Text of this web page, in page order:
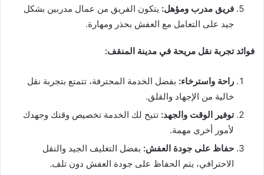
فريق مدرب ومؤهل: يتكون الفريق من عمال مدربين بشكل
جيد على التعامل مع العفش بحذر ومهارة.
فوائد تجربة نقل مريحة في مدينة المنقف:
راحة واسترخاء: بفضل الخدمة المحترفة، تتمتع بتجربة نقل
خالية من الإجهاد والقلق.
توفير الوقت والجهد: تتيح لك الخدمة تخصيص وقتك وجهدك
لأمور أخرى مهمة.
حفاظ على جودة العفش: بفضل التغليف الجيد والنقل
الاحترافي، يتم الحفاظ على جودة العفش دون تلف.